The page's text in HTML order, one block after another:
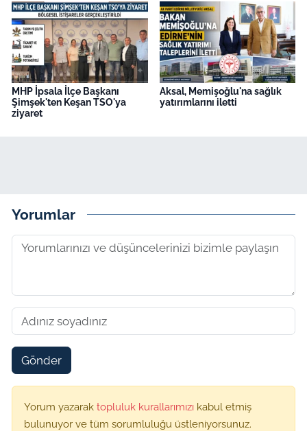
MHP İpsala İlçe Başkanı
Şimşek'ten Keşan TSO'ya
ziyaret
Aksal, Memişoğlu'na sağlık
yatırımlarını iletti
Yorumlar
Gönder
Yorum yazarak topluluk kurallarımızı kabul etmiş
bulunuyor ve tüm sorumluluğu üstleniyorsunuz.